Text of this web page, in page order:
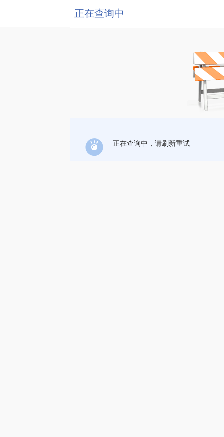
正在查询中
正在查询中，请刷新重试